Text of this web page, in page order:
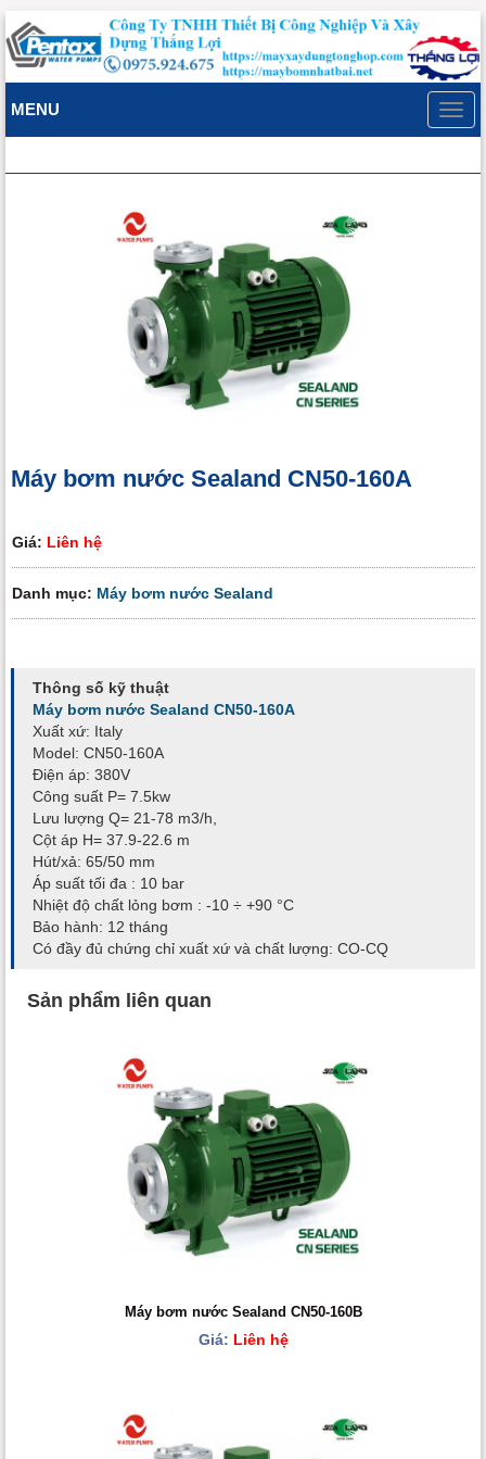
MENU
Máy bơm nước Sealand CN50-160A
Giá: Liên hệ
Danh mục: Máy bơm nước Sealand
Thông số kỹ thuật
Máy bơm nước Sealand CN50-160A
Xuất xứ: Italy
Model: CN50-160A
Điện áp: 380V
Công suất P= 7.5kw
Lưu lượng Q= 21-78 m3/h,
Cột áp H= 37.9-22.6 m
Hút/xả: 65/50 mm
Áp suất tối đa : 10 bar
Nhiệt độ chất lỏng bơm : -10 ÷ +90 °C
Bảo hành: 12 tháng
Có đầy đủ chứng chỉ xuất xứ và chất lượng: CO-CQ
Sản phẩm liên quan
Máy bơm nước Sealand CN50-160B
Giá: Liên hệ